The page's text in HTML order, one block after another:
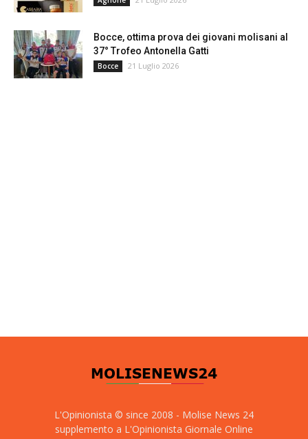
Bocce, ottima prova dei giovani molisani al
37° Trofeo Antonella Gatti
Bocce 21 Luglio 2026
L'Opinionista © since 2008 - Molise News 24
supplemento a L'Opinionista Giornale Online